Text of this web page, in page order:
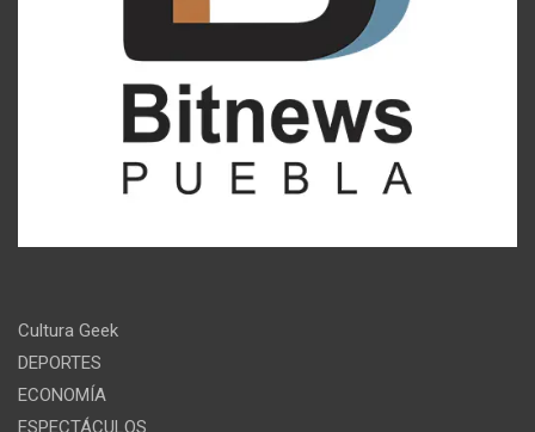
Cultura Geek
DEPORTES
ECONOMÍA